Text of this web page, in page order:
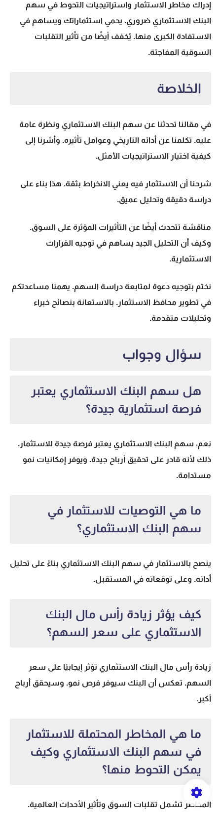
إدراك مخاطر الاستثمار واستراتيجيات التحوط في سهم
البنك الاستثماري ضروري. يحمي استثماراتك ويساهم في
الاستفادة الكبرى منها. يُخفف أيضًا من تأثير التقلبات
السوقية المفاجئة.
الخلاصة
في مقالنا تحدثنا عن سهم البنك الاستثماري ونظرة عامة
عليه. تكلمنا عن أدائه التاريخي وعوامل تأثيره. وأشرنا إلى
كيفية اختيار الاستراتيجيات الأمثل.
شرحنا أن الاستثمار فيه يعني الانخراط بثقة. هذا بناء على
دراسة دقيقة وتحليل عميق.
مناقشة تتحدث أيضًا عن التأثيرات المؤثرة على السوق.
وكيف أن التحليل الجيد يساهم في توجيه القرارات
الاستثمارية.
نختم بتوجيه دعوة لمتابعة دراسة السهم. يهمنا مساعدتكم
في تطوير محافظ الاستثمار. بالاستعانة بنصائح خبراء
وتحليلات متقدمة.
سؤال وجواب
هل سهم البنك الاستثماري يعتبر
فرصة استثمارية جيدة؟
نعم، سهم البنك الاستثماري يعتبر فرصة جيدة للاستثمار.
ذلك لأنه قادر على تحقيق أرباح جيدة. ويوفر إمكانيات نمو
مستدامة.
ما هي التوصيات للاستثمار في
سهم البنك الاستثماري؟
ينصح بالاستثمار في سهم البنك الاستثماري بناءً على تحليل
أدائه. وعلى توقعاته في المستقبل.
كيف يؤثر زيادة رأس مال البنك
الاستثماري على سعر السهم؟
زيادة رأس مال البنك الاستثماري تؤثر إيجابيًا على سعر
السهم. تعكس أن البنك سيوفر فرص نمو. وسيحقق أرباح
أكبر.
ما هي المخاطر المحتملة للاستثمار
في سهم البنك الاستثماري وكيف
يمكن التحوط منها؟
المخاطر تشمل تقلبات السوق وتأثير الأحداث العالمية.